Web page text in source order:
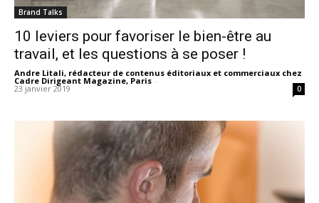
Brand Talks
10 leviers pour favoriser le bien-être au
travail, et les questions à se poser !
Andre Litali, rédacteur de contenus éditoriaux et commerciaux chez
Cadre Dirigeant Magazine, Paris -
23 janvier 2019 0